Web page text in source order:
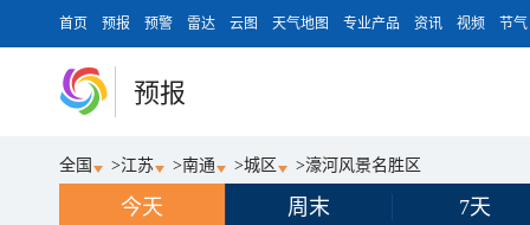
首页 预报 预警 雷达 云图 天气地图 专业产品 资讯 视频 节气
预报
全国 >江苏 >南通 >城区 >濠河风景名胜区
今天 周末 7天